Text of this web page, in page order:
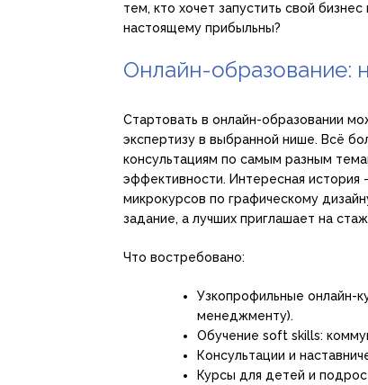
тем, кто хочет запустить свой
настоящему прибыльны?
Онлайн-образование:
Стартовать в онлайн-образовании
экспертизу в выбранной нише. Всё
консультациям по самым разным
эффективности. Интересная история
микрокурсов по графическому
задание, а лучших приглашает на
Что востребовано:
Узкопрофильные онлайн-
менеджменту).
Обучение soft skills:
Консультации и
Курсы для детей и